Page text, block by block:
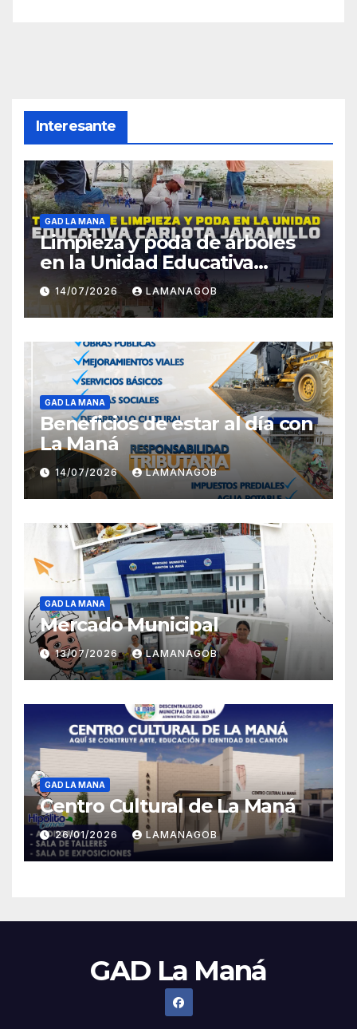
Interesante
GAD LA MANA
Limpieza y poda de árboles
en la Unidad Educativa
Carlota Jaramillo
14/07/2026 LAMANAGOB
GAD LA MANA
Beneficios de estar al día con
La Maná
14/07/2026 LAMANAGOB
GAD LA MANA
Mercado Municipal
13/07/2026 LAMANAGOB
GAD LA MANA
Centro Cultural de La Maná
26/01/2026 LAMANAGOB
GAD La Maná